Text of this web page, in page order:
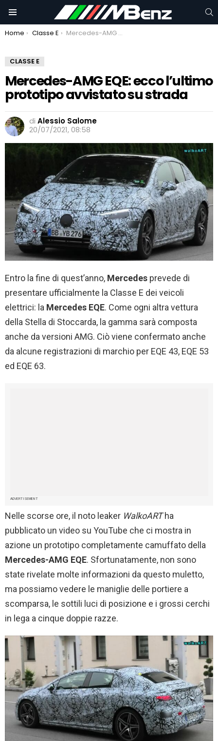
You are here:
Home Classe E Mercedes-AMG EQE: ecco l’ultimo prototipo avvistato su strada
CLASSE E
Mercedes-AMG EQE: ecco l’ultimo
prototipo avvistato su strada
di Alessio Salome
20/07/2021, 08:58
Entro la fine di quest’anno, Mercedes prevede di
presentare ufficialmente la Classe E dei veicoli
elettrici: la Mercedes EQE. Come ogni altra vettura
della Stella di Stoccarda, la gamma sarà composta
anche da versioni AMG. Ciò viene confermato anche
da alcune registrazioni di marchio per EQE 43, EQE 53
ed EQE 63.
ADVERTISEMENT
Nelle scorse ore, il noto leaker WalkoARTha
pubblicato un video su YouTube che ci mostra in
azione un prototipo completamente camuffato della
Mercedes-AMG EQE. Sfortunatamente, non sono
state rivelate molte informazioni da questo muletto,
ma possiamo vedere le maniglie delle portiere a
scomparsa, le sottili luci di posizione e i grossi cerchi
in lega a cinque doppie razze.